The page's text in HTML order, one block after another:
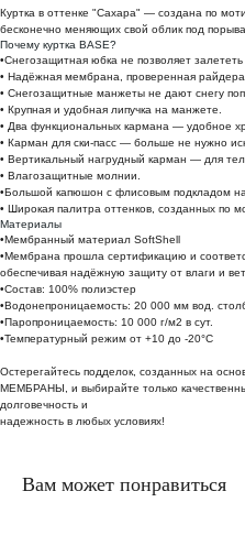
Куртка в оттенке "Сахара" — создана по
бесконечно меняющих свой облик под
Почему куртка BASE?
•Снегозащитная юбка не позволяет
• Надёжная мембрана, проверенная
• Снегозащитные манжеты не дают снегу
• Крупная и удобная липучка на манжете.
• Два функциональных кармана — удобное
• Карман для ски-пасс — больше не нужно
• Вертикальный нагрудный карман — для
• Влагозащитные молнии.
•Большой капюшон с флисовым подкладом
• Широкая палитра оттенков, созданных по
Материалы
•Мембранный материал SoftShell
•Мембрана прошла сертификацию и
обеспечивая надёжную защиту от влаги и
•Состав: 100% полиэстер
•Водонепроницаемость: 20 000 мм вод.
•Паропроницаемость: 10 000 г/м2 в сут.
•Температурный режим от +10 до -20°C
Остерегайтесь подделок, созданных на
МЕМБРАНЫ, и выбирайте только
долговечность и
надежность в любых условиях!
Вам может понравиться